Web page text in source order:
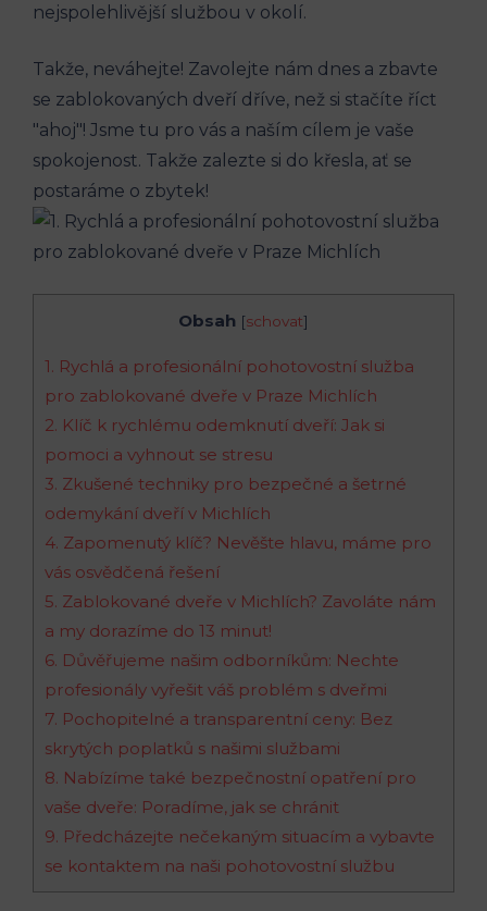
nejspolehlivější službou v okolí.
Takže, neváhejte! Zavolejte nám dnes a zbavte
se zablokovaných dveří dříve, než si stačíte říct
"ahoj"! Jsme tu pro vás a naším cílem je vaše
spokojenost. Takže zalezte si do křesla, ať se
postaráme o zbytek!
Obsah [schovat]
1. Rychlá a profesionální pohotovostní služba
pro zablokované dveře v Praze Michlích
2. Klíč k rychlému odemknutí dveří: Jak si
pomoci a vyhnout se stresu
3. Zkušené techniky pro bezpečné a šetrné
odemykání dveří v Michlích
4. Zapomenutý klíč? Nevěšte hlavu, máme pro
vás osvědčená řešení
5. Zablokované dveře v Michlích? Zavoláte nám
a my dorazíme do 13 minut!
6. Důvěřujeme našim odborníkům: Nechte
profesionály vyřešit váš problém s dveřmi
7. Pochopitelné a transparentní ceny: Bez
skrytých poplatků s našimi službami
8. Nabízíme také bezpečnostní opatření pro
vaše dveře: Poradíme, jak se chránit
9. Předcházejte nečekaným situacím a vybavte
se kontaktem na naši pohotovostní službu